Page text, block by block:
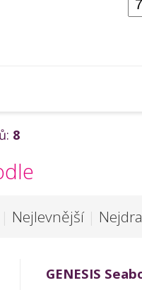
8
| Nejlevnější |
GENESIS